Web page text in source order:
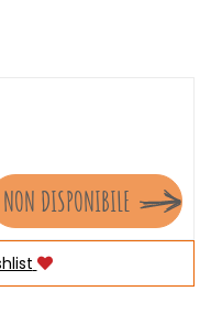
NON DISPONIBILE